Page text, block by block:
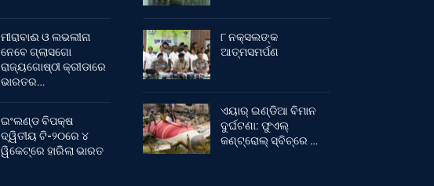
ମୀରାବାଈ ଓ ଲଭଲୀନା
ନେବେ ଗ୍ଲାସଗୋ
ରାଜ୍ୟଗୋଷ୍ଠୀ କ୍ରୀଡାରେ
ଭାରତର…
ଇଂଲଣ୍ଡ ବିପକ୍ଷ
ଦ୍ୱିତୀୟ ଟି-୨୦ରେ ୪
ୱିକେଟ୍‌ରେ ହାରିଲା ଭାରତ
୮ ନକ୍ସଲଙ୍କ
ଆତ୍ମସମର୍ପଣ
ଏୟାର୍ ଇଣ୍ଡିଆ ବିମାନ
ଦୁର୍ଘଟଣା: ଫୁଏଲ୍‌
କଣ୍ଟ୍ରୋଲ୍‌ ସ୍ବିଚ୍‌ରେ …